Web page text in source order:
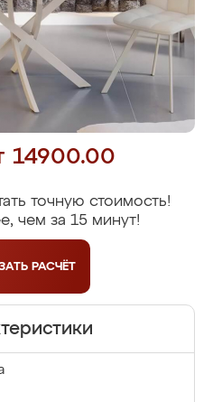
14900.00
точную стоимость!
чем за 15 минут!
РАСЧЁТ